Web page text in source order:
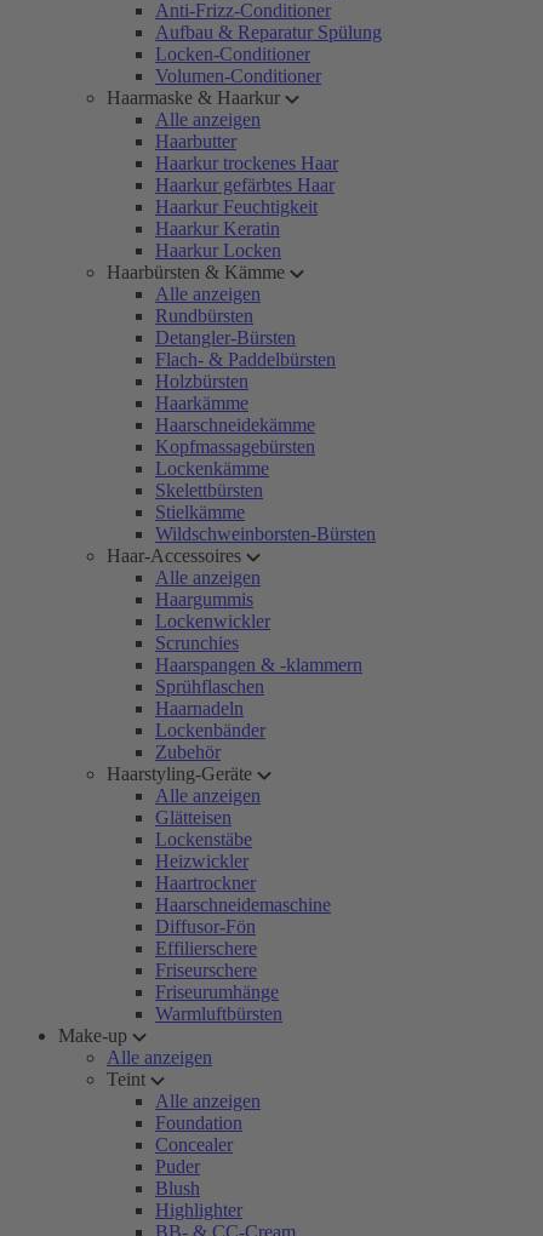
Anti-Frizz-Conditioner
Aufbau & Reparatur Spülung
Locken-Conditioner
Volumen-Conditioner
Haarmaske & Haarkur
Alle anzeigen
Haarbutter
Haarkur trockenes Haar
Haarkur gefärbtes Haar
Haarkur Feuchtigkeit
Haarkur Keratin
Haarkur Locken
Haarbürsten & Kämme
Alle anzeigen
Rundbürsten
Detangler-Bürsten
Flach- & Paddelbürsten
Holzbürsten
Haarkämme
Haarschneidekämme
Kopfmassagebürsten
Lockenkämme
Skelettbürsten
Stielkämme
Wildschweinborsten-Bürsten
Haar-Accessoires
Alle anzeigen
Haargummis
Lockenwickler
Scrunchies
Haarspangen & -klammern
Sprühflaschen
Haarnadeln
Lockenbänder
Zubehör
Haarstyling-Geräte
Alle anzeigen
Glätteisen
Lockenstäbe
Heizwickler
Haartrockner
Haarschneidemaschine
Diffusor-Fön
Effilierschere
Friseurschere
Friseurumhänge
Warmluftbürsten
Make-up
Alle anzeigen
Teint
Alle anzeigen
Foundation
Concealer
Puder
Blush
Highlighter
BB- & CC-Cream